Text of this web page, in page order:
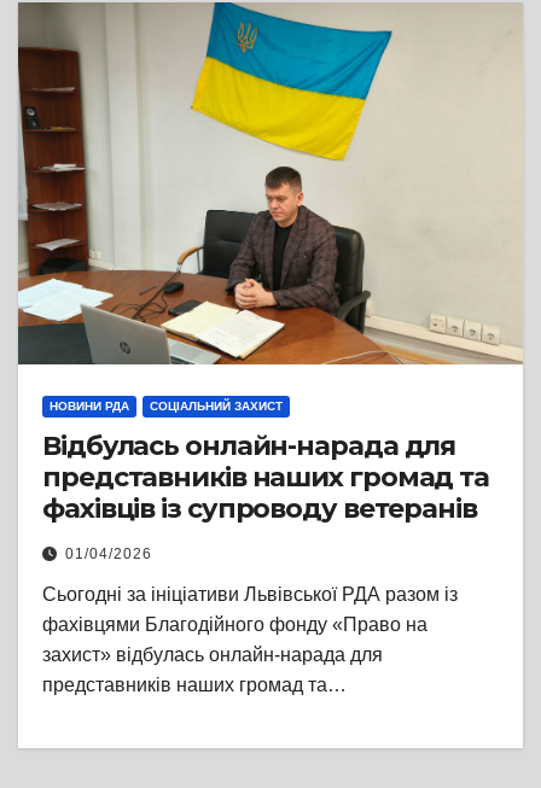
НОВИНИ РДА СОЦІАЛЬНИЙ ЗАХИСТ
Відбулась онлайн-нарада для
представників наших громад та
фахівців із супроводу ветеранів
01/04/2026
Сьогодні за ініціативи Львівської РДА разом із
фахівцями Благодійного фонду «Право на
захист» відбулась онлайн-нарада для
представників наших громад та…